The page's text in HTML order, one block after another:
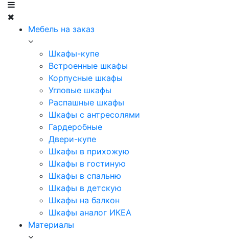
Мебель на заказ
Шкафы-купе
Встроенные шкафы
Корпусные шкафы
Угловые шкафы
Распашные шкафы
Шкафы с антресолями
Гардеробные
Двери-купе
Шкафы в прихожую
Шкафы в гостиную
Шкафы в спальню
Шкафы в детскую
Шкафы на балкон
Шкафы аналог ИКЕА
Материалы